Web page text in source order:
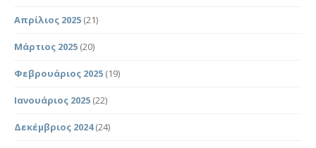
Απρίλιος 2025 (21)
Μάρτιος 2025 (20)
Φεβρουάριος 2025 (19)
Ιανουάριος 2025 (22)
Δεκέμβριος 2024(24)